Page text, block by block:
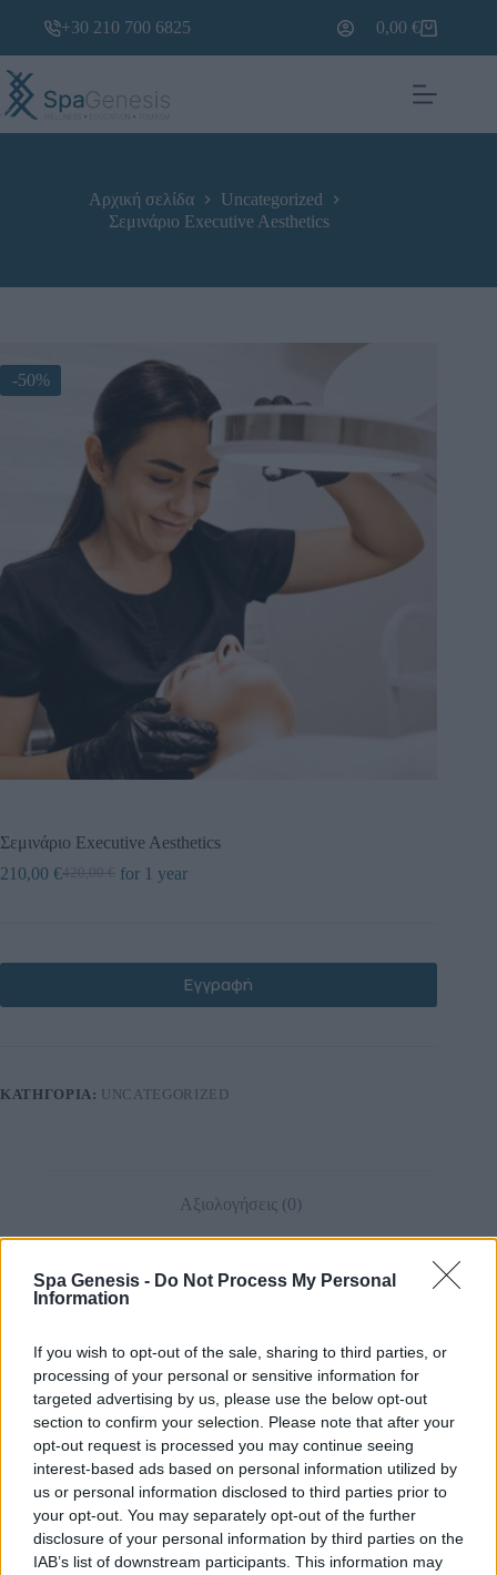
Spa Genesis - Do Not Process My Personal
Information
If you wish to opt-out of the sale, sharing to third parties, or
processing of your personal or sensitive information for
targeted advertising by us, please use the below opt-out
section to confirm your selection. Please note that after your
opt-out request is processed you may continue seeing
interest-based ads based on personal information utilized by
us or personal information disclosed to third parties prior to
your opt-out. You may separately opt-out of the further
disclosure of your personal information by third parties on the
IAB’s list of downstream participants. This information may
+30 210 700 6825 0,00€
Αρχική σελίδα
Uncategorized
Σεμινάριο Executive Aesthetics
-50%
Σεμινάριο Executive Aesthetics
420,00€
210,00 € for 1 year
Εγγραφή
ΚΑΤΗΓΟΡΊΑ: UNCATEGORIZED
Αξιολογήσεις (0)
Δεν υπάρχει καμία αξιολόγηση ακόμη.
Δώστε πρώτος μία αξιολόγηση “Σεμινάριο Executive Aesthetics”
Η ηλ. διεύθυνση σας δεν δημοσιεύεται. Τα υποχρεωτικά πεδία
σημειώνονται με*
Η ΒΑΘΜΟΛΟΓΊΑ ΣΑΣ*